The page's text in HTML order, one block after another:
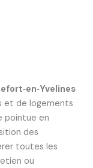
et de logements
pointue en
des
toutes les
ou